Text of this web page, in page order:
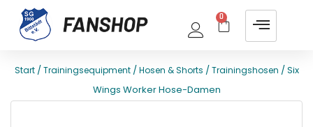
0
Start/Trainingsequipment/Hosen & Shorts /Trainingshosen / Six
Wings Worker Hose-Damen